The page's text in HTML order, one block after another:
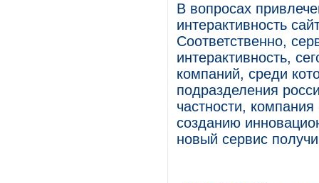
В вопросах
интерактивность
Соответственно,
интерактивность,
компаний, среди
подразделения
частности,
созданию
новый сервис